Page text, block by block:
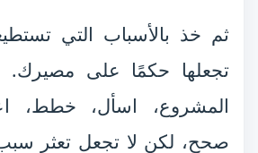
ثم خذ بالأسباب التي
تجعلها حكمًا على مصيرك.
المشروع، اسأل، خطط،
صحح، لكن لا تجعل تعثر سبب